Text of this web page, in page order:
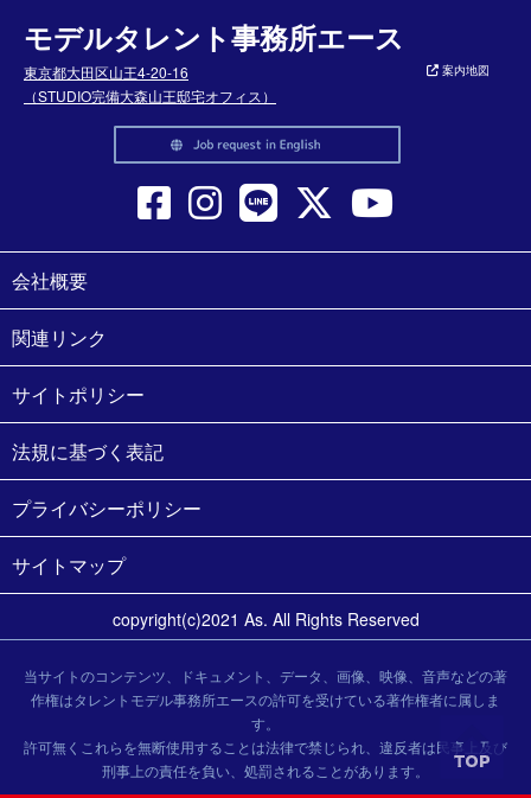
モデルタレント事務所エース
東京都大田区山王4-20-16
（STUDIO完備大森山王邸宅オフィス）
案内地図
会社概要
関連リンク
サイトポリシー
法規に基づく表記
プライバシーポリシー
サイトマップ
copyright(c)2021 As. All Rights Reserved
当サイトのコンテンツ、ドキュメント、データ、画像、映像、音声などの著
作権はタレントモデル事務所エースの許可を受けている著作権者に属しま
す。
許可無くこれらを無断使用することは法律で禁じられ、違反者は民事上及び
刑事上の責任を負い、処罰されることがあります。